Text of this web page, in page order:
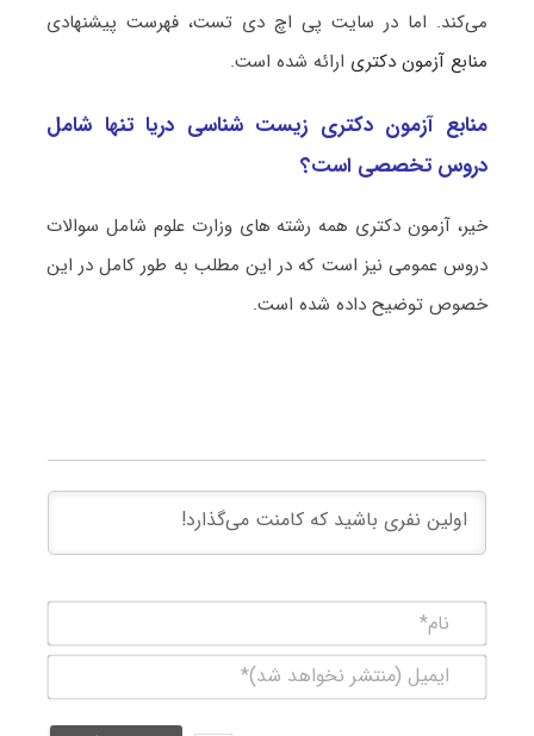
می‌کند. اما در سایت پی اچ دی تست، فهرست پیشنهادی
منابع آزمون دکتری ارائه شده است.
منابع آزمون دکتری زیست ‌شناسی دریا تنها شامل
دروس تخصصی است؟
خیر، آزمون دکتری همه رشته های وزارت علوم شامل سوالات
دروس عمومی نیز است که در این مطلب به طور کامل در این
خصوص توضیح داده شده است.
(منتشر